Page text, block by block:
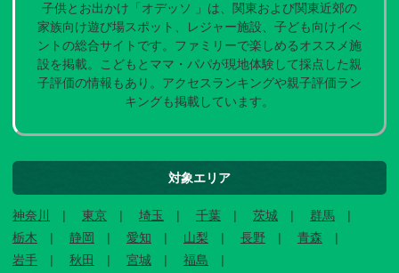
子供とお出かけ「オデッソ 」は、関東および関東近郊の
家族向け遊び場スポット、レジャー施設、子ども向けイベ
ントの総合サイトです。ファミリーで楽しめるオススメ施
設を掲載。こどもとママ・パパが現地体験して採点した親
子評価の情報もあり。アクセスランキングや親子評価ラン
キングも掲載しています。
対象エリア
神奈川 東京 埼玉 千葉 茨城
群馬
栃木
静岡 愛知 山梨 長野
青森
岩手
秋田 宮城 福島